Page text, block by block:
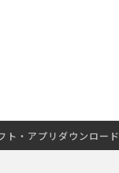
ト・アプリダウンロード